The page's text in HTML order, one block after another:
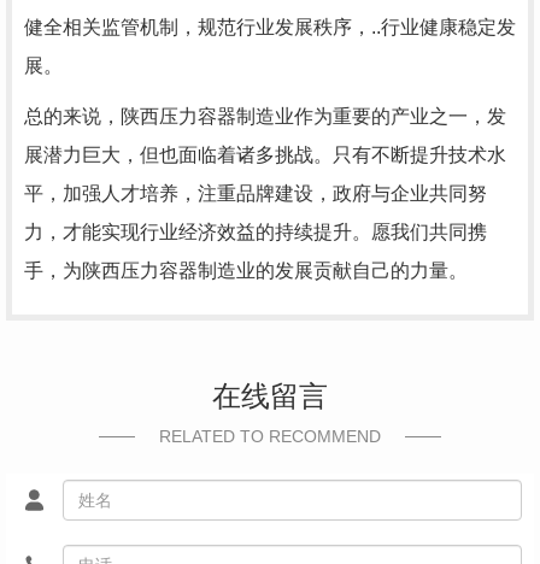
健全相关监管机制，规范行业发展秩序，..行业健康稳定发
展。
总的来说，陕西压力容器制造业作为重要的产业之一，发
展潜力巨大，但也面临着诸多挑战。只有不断提升技术水
平，加强人才培养，注重品牌建设，政府与企业共同努
力，才能实现行业经济效益的持续提升。愿我们共同携
手，为陕西压力容器制造业的发展贡献自己的力量。
在线留言
RELATED TO RECOMMEND